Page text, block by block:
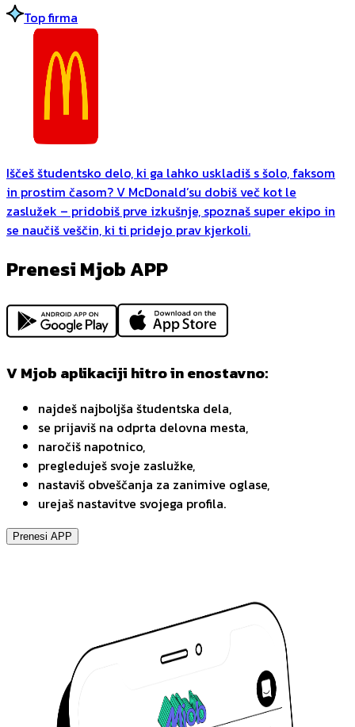
Top firma
Iščeš študentsko delo, ki ga lahko uskladiš s šolo, faksom
in prostim časom? V McDonald’su dobiš več kot le
zaslužek – pridobiš prve izkušnje, spoznaš super ekipo in
se naučiš veščin, ki ti pridejo prav kjerkoli.
Prenesi Mjob APP
V Mjob aplikaciji hitro in enostavno:
najdeš najboljša študentska dela,
se prijaviš na odprta delovna mesta,
naročiš napotnico,
pregleduješ svoje zaslužke,
nastaviš obveščanja za zanimive oglase,
urejaš nastavitve svojega profila.
Prenesi APP